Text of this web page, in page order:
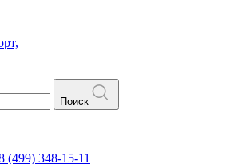
Поиск
(499) 348-15-11